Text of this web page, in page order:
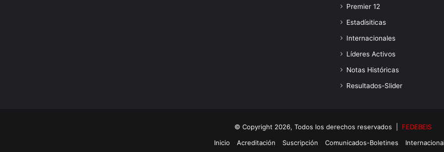
Premier 12
Estadísiticas
Internacionales
Líderes Activos
Notas Históricas
Resultados-Slider
© Copyright 2026, Todos los derechos reservados | FEDEBEIS
Inicio
Acreditación Suscripción Comunicados-Boletines